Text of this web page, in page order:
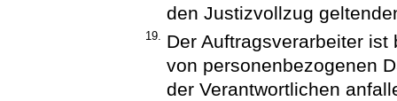
den Justizvollzug
19.
Der Auftragsverarbeiter
von personenbezogenen
der Verantwortlichen